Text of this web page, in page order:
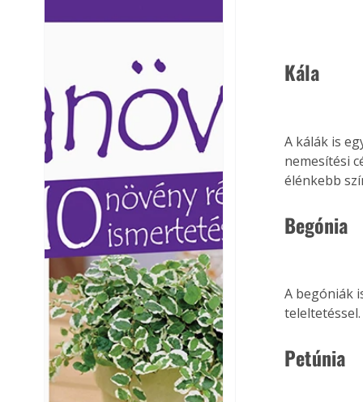
Kála
A kálák is
nemesítési
élénkebb
Begónia
A begóniák
Petúnia